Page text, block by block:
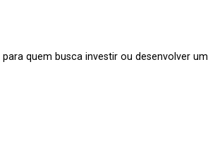
quem busca investir ou desenvolver um